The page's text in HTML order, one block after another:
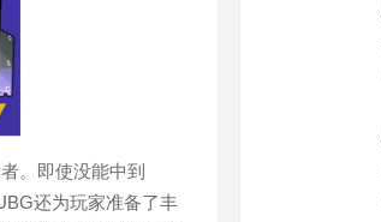
。即使没能中到
还为玩家准备了丰